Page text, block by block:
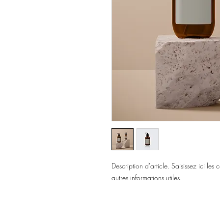
Description d'article. Saisissez ici les
autres informations utiles.